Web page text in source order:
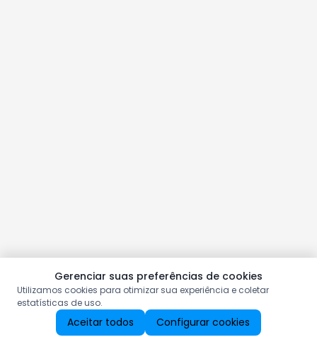
Gerenciar suas preferências de cookies
Utilizamos cookies para otimizar sua experiência e coletar
estatísticas de uso.
Aceitar todos Configurar cookies